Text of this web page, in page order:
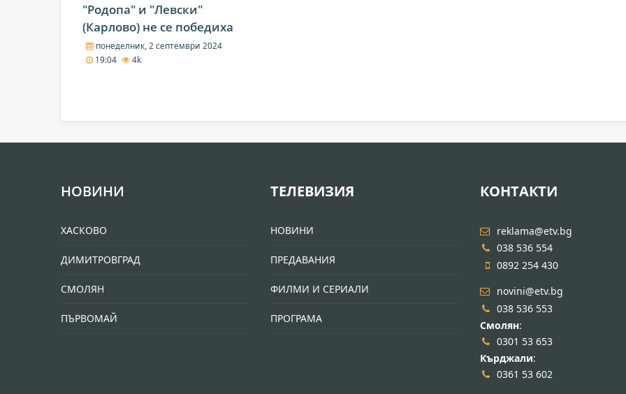
"Родопа" и "Левски"
(Карлово) не се победиха
понеделник, 2 септември 2024
19:04
4k
НОВИНИ
ХАСКОВО
ДИМИТРОВГРАД
СМОЛЯН
ПЪРВОМАЙ
ТЕЛЕВИЗИЯ
НОВИНИ
ПРЕДАВАНИЯ
ФИЛМИ И СЕРИАЛИ
ПРОГРАМА
КОНТАКТИ
reklama@etv.bg
038 536 554
0892 254 430
novini@etv.bg
038 536 553
Смолян:
0301 53 653
Кърджали:
0361 53 602